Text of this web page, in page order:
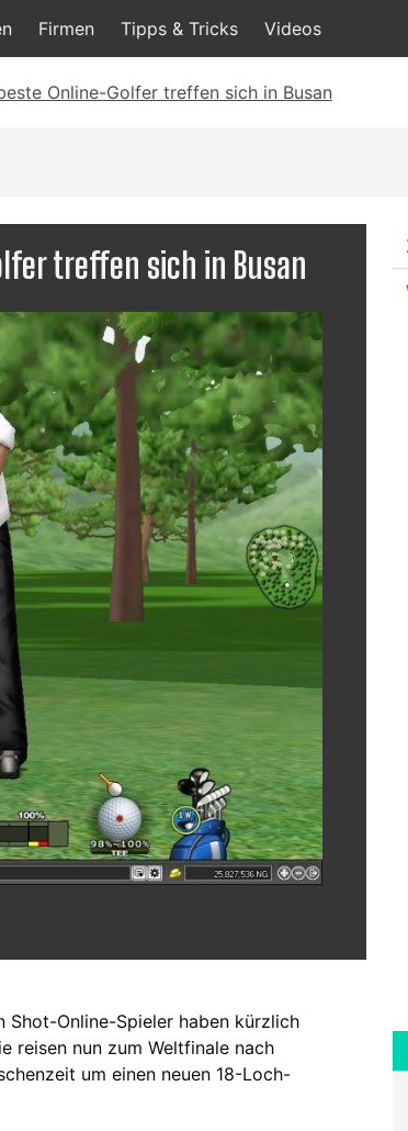
Firmen Tipps & Tricks Videos
Online-Golfer treffen sich in Busan
treffen sich in Busan
Shot-Online-Spieler haben kürzlich
reisen nun zum Weltfinale nach
um einen neuen 18-Loch-